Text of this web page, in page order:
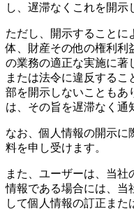
し、遅滞なくこれを開示
ただし、開示することに
体、財産その他の権利利
の業務の適正な実施に著
または法令に違反する
部を開示しないこともあ
は、その旨を遅滞なく通
なお、個人情報の開示に
料を申し受けます。
また、ユーザーは、当社
情報である場合には、当
して個人情報の訂正また